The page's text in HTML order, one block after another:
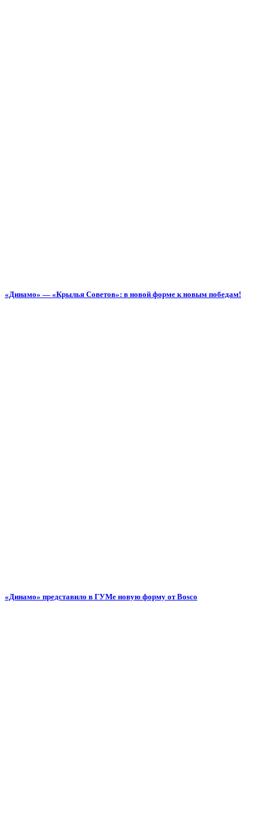
«Динамо» — «Крылья Советов»: в новой форме к новым победам!
«Динамо» представило в ГУМе новую форму от Bosco